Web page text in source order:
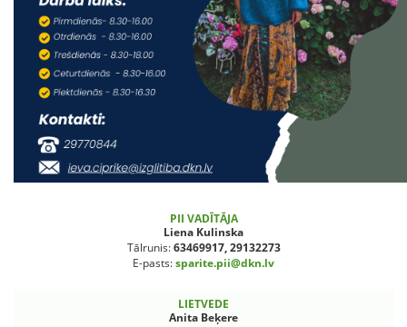
PII VADĪTĀJA
Liena Kulinska
Tālrunis:63469917, 29132273
E-pasts:sparite.pii@dkn.lv
LIETVEDE
Anita Beķere